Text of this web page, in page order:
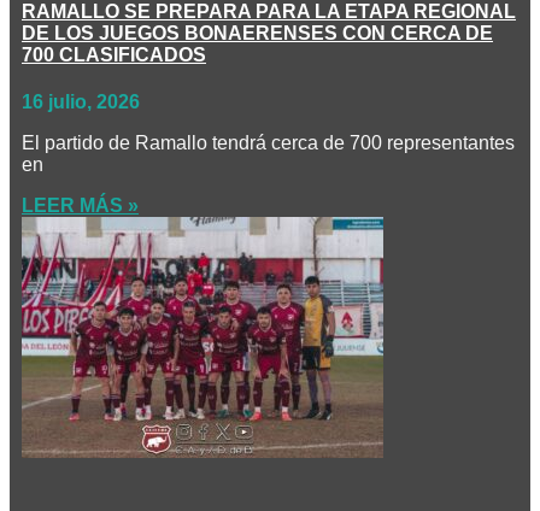
RAMALLO SE PREPARA PARA LA ETAPA REGIONAL
DE LOS JUEGOS BONAERENSES CON CERCA DE
700 CLASIFICADOS
16 julio, 2026
El partido de Ramallo tendrá cerca de 700 representantes
en
LEER MÁS »